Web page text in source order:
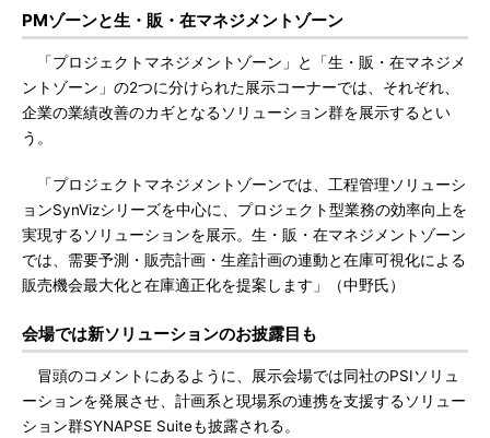
PMゾーンと生・販・在マネジメントゾーン
「プロジェクトマネジメントゾーン」と「生・販・在マネジメ
ントゾーン」の2つに分けられた展示コーナーでは、それぞれ、
企業の業績改善のカギとなるソリューション群を展示するとい
う。
「プロジェクトマネジメントゾーンでは、工程管理ソリューシ
ョンSynVizシリーズを中心に、プロジェクト型業務の効率向上を
実現するソリューションを展示。生・販・在マネジメントゾーン
では、需要予測・販売計画・生産計画の連動と在庫可視化による
販売機会最大化と在庫適正化を提案します」（中野氏）
会場では新ソリューションのお披露目も
冒頭のコメントにあるように、展示会場では同社のPSIソリュ
ーションを発展させ、計画系と現場系の連携を支援するソリュー
ション群SYNAPSE Suiteも披露される。